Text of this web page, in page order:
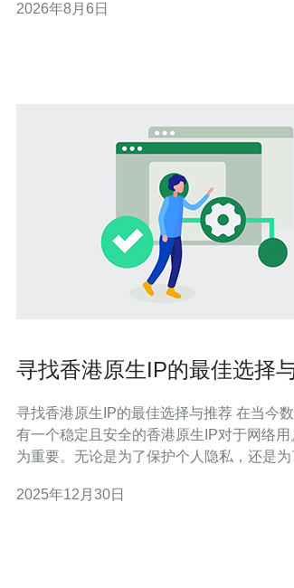
太、跨境电商、SaaS、视频通话、游戏等
2026年8月6日
寻找香港原生IP的最佳选择
寻找香港原生IP的最佳选择与推荐 在当今数字化时代，拥
有一个稳定且安全的香港原生IP对于网络
为重要。无论是为了保护个人隐私，还是
用户的网络体验。以下是我们为您精心整理
2025年12月30日